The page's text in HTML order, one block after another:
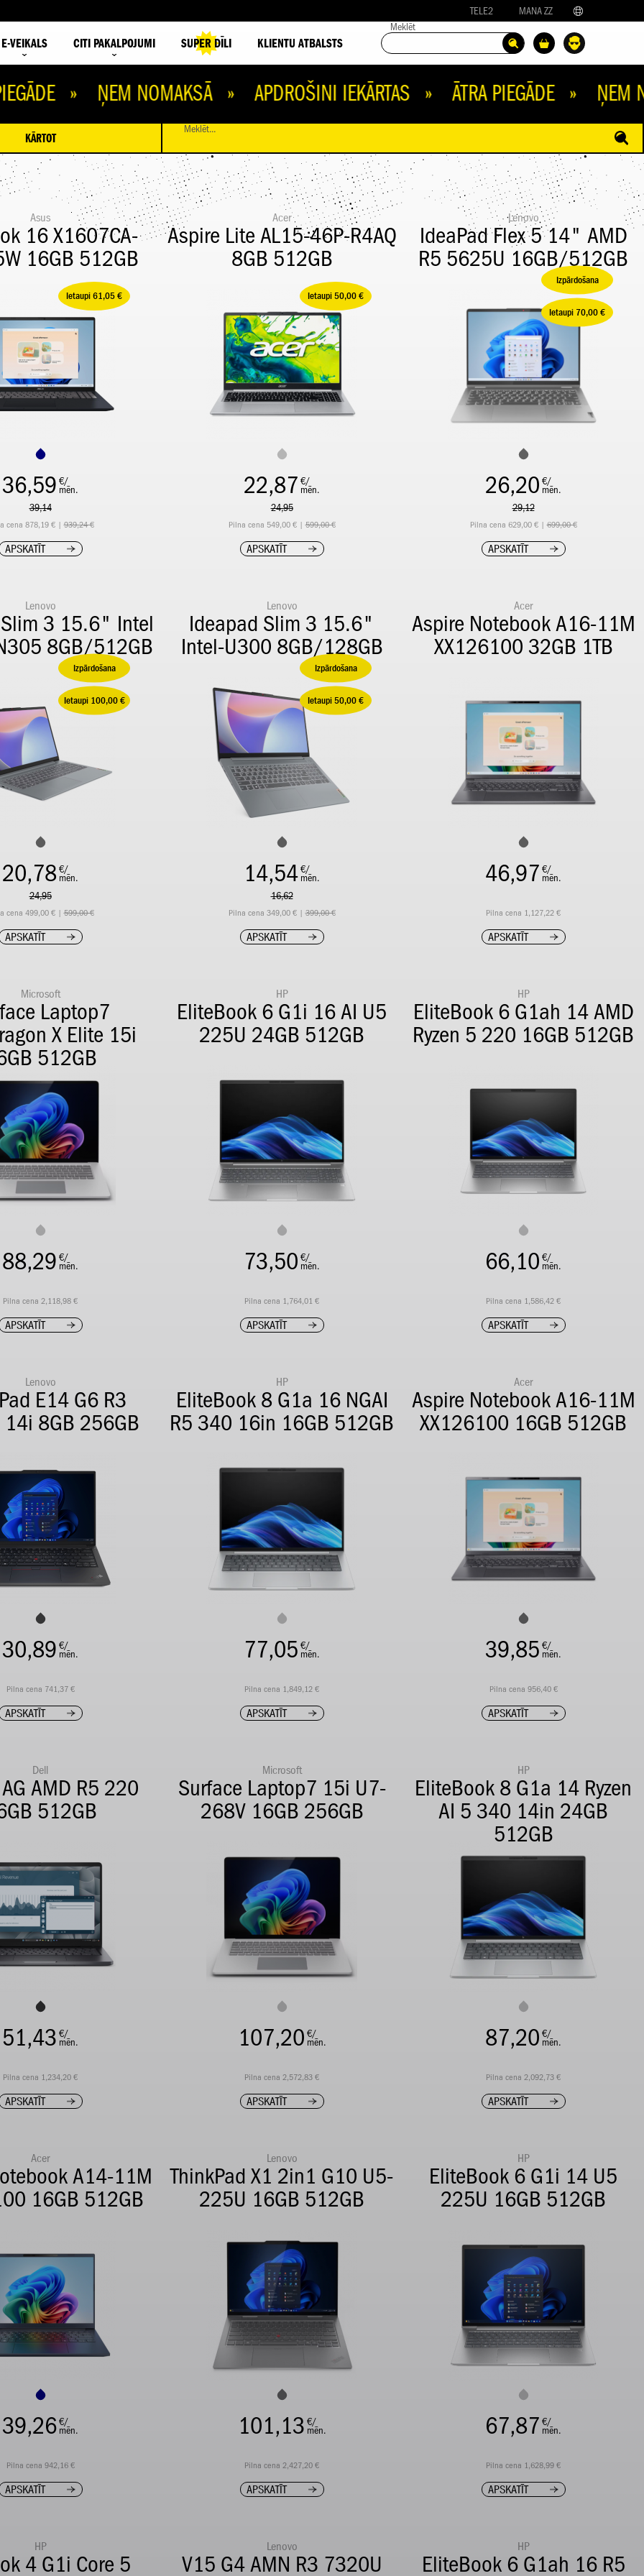
TELE2 MANA ZZ
E-VEIKALS CITI PAKALPOJUMI SUPER DĪLI KLIENTU ATBALSTS
Meklēt
» ŅEM NOMAKSĀ » APDROŠINI IEKĀRTAS » ĀTRA PIEGĀDE » ŅEM
KĀRTOT
Meklēt...
Asus
16 X1607CA-
16GB 512GB
Ietaupi 61,05 €
36,59 €/
mēn.
39,14
cena 878,19 € |939,24 €
APSKATĪT
Acer
Aspire Lite AL15-46P-R4AQ
8GB 512GB
Ietaupi 50,00 €
22,87 €/
mēn.
24,95
Pilna cena 549,00 € |599,00 €
APSKATĪT
Lenovo
IdeaPad Flex 5 14" AMD
R5 5625U 16GB/512GB
Izpārdošana
Ietaupi 70,00 €
26,20 €/
mēn.
29,12
Pilna cena 629,00 € |699,00 €
APSKATĪT
Lenovo
Slim 3 15.6" Intel
8GB/512GB
Izpārdošana
Ietaupi 100,00 €
20,78 €/
mēn.
24,95
cena 499,00 € |599,00 €
APSKATĪT
Lenovo
Ideapad Slim 3 15.6"
Intel-U300 8GB/128GB
Izpārdošana
Ietaupi 50,00 €
14,54€/
mēn.
16,62
Pilna cena 349,00 € |399,00 €
APSKATĪT
Acer
Aspire Notebook A16-11M
XX126100 32GB 1TB
46,97 €/
mēn.
Pilna cena 1,127,22 €
APSKATĪT
Microsoft
Laptop7
X Elite 15i
512GB
88,29 €/
mēn.
Pilna cena 2,118,98 €
APSKATĪT
HP
EliteBook 6 G1i 16 AI U5
225U 24GB 512GB
73,50 €/
mēn.
Pilna cena 1,764,01 €
APSKATĪT
HP
EliteBook 6 G1ah 14 AMD
Ryzen 5 220 16GB 512GB
66,10 €/
mēn.
Pilna cena 1,586,42 €
APSKATĪT
Lenovo
E14 G6 R3
8GB 256GB
30,89 €/
mēn.
Pilna cena 741,37 €
APSKATĪT
HP
EliteBook 8 G1a 16 NGAI
R5 340 16in 16GB 512GB
77,05 €/
mēn.
Pilna cena 1,849,12 €
APSKATĪT
Acer
Aspire Notebook A16-11M
XX126100 16GB 512GB
39,85 €/
mēn.
Pilna cena 956,40 €
APSKATĪT
Dell
AMD R5 220
512GB
51,43 €/
mēn.
Pilna cena 1,234,20 €
APSKATĪT
Microsoft
Surface Laptop7 15i U7-
268V 16GB 256GB
107,20 €/
mēn.
Pilna cena 2,572,83 €
APSKATĪT
HP
EliteBook 8 G1a 14 Ryzen
AI 5 340 14in 24GB
512GB
87,20 €/
mēn.
Pilna cena 2,092,73 €
APSKATĪT
Acer
A14-11M
16GB 512GB
39,26€/
mēn.
Pilna cena 942,16 €
APSKATĪT
Lenovo
ThinkPad X1 2in1 G10 U5-
225U 16GB 512GB
101,13 €/
mēn.
Pilna cena 2,427,20 €
APSKATĪT
HP
EliteBook 6 G1i 14 U5
225U 16GB 512GB
67,87 €/
mēn.
Pilna cena 1,628,99 €
APSKATĪT
HP
4 G1i Core 5
Lenovo
V15 G4 AMN R3 7320U
HP
EliteBook 6 G1ah 16 R5